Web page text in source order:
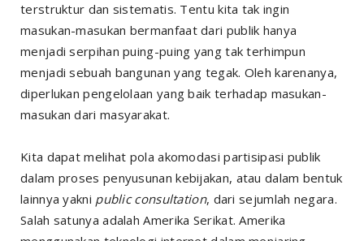
terstruktur dan sistematis. Tentu kita tak ingin
masukan-masukan bermanfaat dari publik hanya
menjadi serpihan puing-puing yang tak terhimpun
menjadi sebuah bangunan yang tegak. Oleh karenanya,
diperlukan pengelolaan yang baik terhadap masukan-
masukan dari masyarakat.
Kita dapat melihat pola akomodasi partisipasi publik
dalam proses penyusunan kebijakan, atau dalam bentuk
lainnya yakni public consultation, dari sejumlah negara.
Salah satunya adalah Amerika Serikat. Amerika